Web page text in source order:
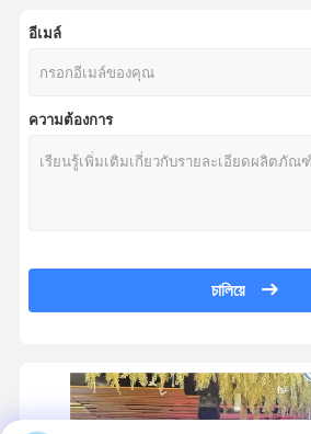
ฟันปลอมบางส่วนแบบโลหะ
ฟันปลอมอะคริลิเต็ม
เครื่องประกอบฟันที่มีความละเอียด
ป้องกันปาก
โฟเนอร์เซรามิกแบบสั่งการที่มีความใสสูง มีอ
ระบบบดฟัน Emax ที่ให้อุณหภูมิการบดประมา
CAD CAM Milling IPS Emax Classic 16
วัสดุเทียม IPS Emax Veneer 16 Shade
หน้าหลัง หลังสะพานมงกุฎ สอดคล้องกับ
ทิตาเนียมบริสุทธิ์เกรด 5 สายดัดปลูกฟัน มีคว
แผ่นปลูกฟันที่บุกรุกอย่างน้อย การปลูกทันที สํ
อุปกรณ์ปรับความหนาแน่นของกระดูกประเ
อีเมล์
ความต้องการ
চালিয়ে